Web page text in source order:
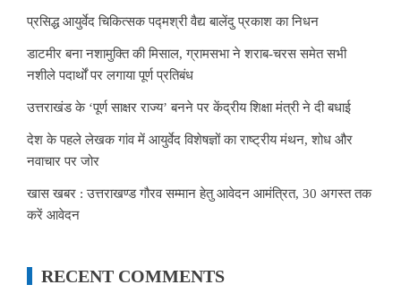
प्रसिद्ध आयुर्वेद चिकित्सक पद्मश्री वैद्य बालेंदु प्रकाश का निधन
डाटमीर बना नशामुक्ति की मिसाल, ग्रामसभा ने शराब-चरस समेत सभी
नशीले पदार्थों पर लगाया पूर्ण प्रतिबंध
उत्तराखंड के ‘पूर्ण साक्षर राज्य’ बनने पर केंद्रीय शिक्षा मंत्री ने दी बधाई
देश के पहले लेखक गांव में आयुर्वेद विशेषज्ञों का राष्ट्रीय मंथन, शोध और
नवाचार पर जोर
खास खबर : उत्तराखण्ड गौरव सम्मान हेतु आवेदन आमंत्रित, 30 अगस्त तक
करें आवेदन
RECENT COMMENTS